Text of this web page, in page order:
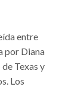
entre
por Diana
Texas y
Los